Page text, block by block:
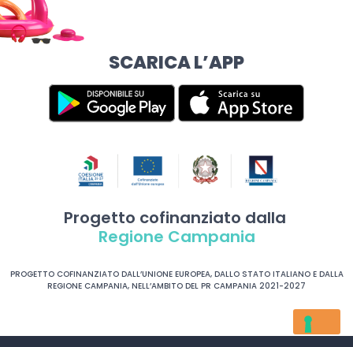
SCARICA L’APP
Progetto cofinanziato dalla
Regione Campania
PROGETTO COFINANZIATO DALL’UNIONE EUROPEA, DALLO STATO ITALIANO E DALLA
REGIONE CAMPANIA, NELL’AMBITO DEL PR CAMPANIA 2021-2027